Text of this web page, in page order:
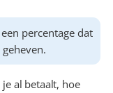
percentage dat
al betaalt, hoe